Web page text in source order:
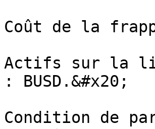
Coût de la
Actifs sur la
: BUSD.&#x20;
Condition de